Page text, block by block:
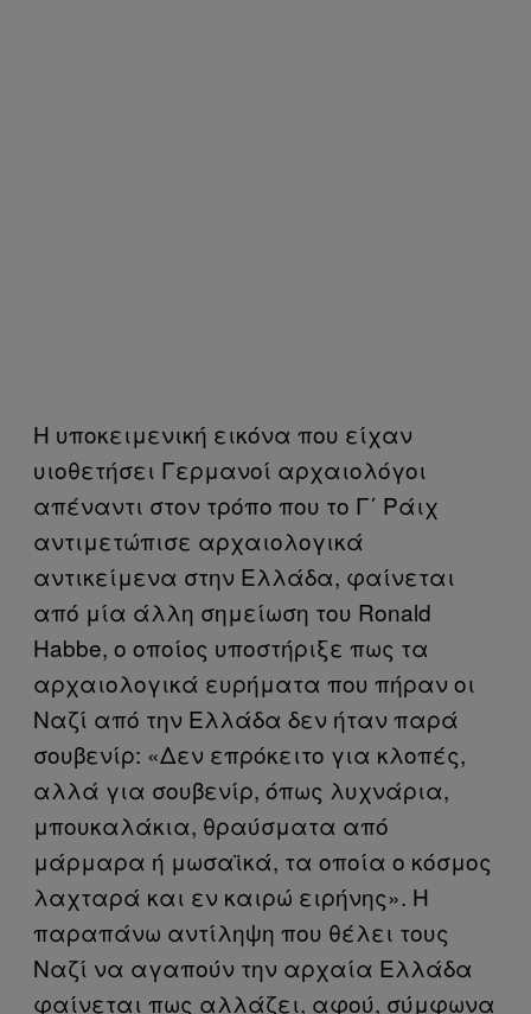
Η υποκειμενική εικόνα που είχαν
υιοθετήσει Γερμανοί αρχαιολόγοι
απέναντι στον τρόπο που το Γ΄ Ράιχ
αντιμετώπισε αρχαιολογικά
αντικείμενα στην Ελλάδα, φαίνεται
από μία άλλη σημείωση του Ronald
Habbe, ο οποίος υποστήριξε πως τα
αρχαιολογικά ευρήματα που πήραν οι
Ναζί από την Ελλάδα δεν ήταν παρά
σουβενίρ: «Δεν επρόκειτο για κλοπές,
αλλά για σουβενίρ, όπως λυχνάρια,
μπουκαλάκια, θραύσματα από
μάρμαρα ή μωσαϊκά, τα οποία ο κόσμος
λαχταρά και εν καιρώ ειρήνης». Η
παραπάνω αντίληψη που θέλει τους
Ναζί να αγαπούν την αρχαία Ελλάδα
φαίνεται πως αλλάζει, αφού, σύμφωνα